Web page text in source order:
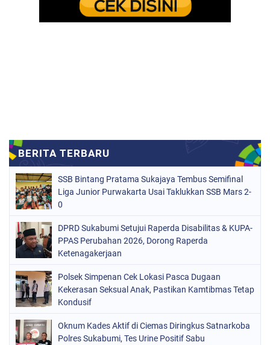
SSB Bintang Pratama Sukajaya Tembus Semifinal
Liga Junior Purwakarta Usai Taklukkan SSB Mars 2-
0
DPRD Sukabumi Setujui Raperda Disabilitas & KUPA-
PPAS Perubahan 2026, Dorong Raperda
Ketenagakerjaan
Polsek Simpenan Cek Lokasi Pasca Dugaan
Kekerasan Seksual Anak, Pastikan Kamtibmas Tetap
Kondusif
Oknum Kades Aktif di Ciemas Diringkus Satnarkoba
Polres Sukabumi, Tes Urine Positif Sabu